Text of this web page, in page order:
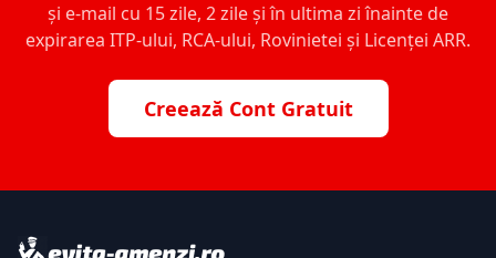
și e-mail cu 15 zile, 2 zile și în ultima zi înainte de
expirarea ITP-ului, RCA-ului, Rovinietei și Licenței ARR.
Creează Cont Gratuit